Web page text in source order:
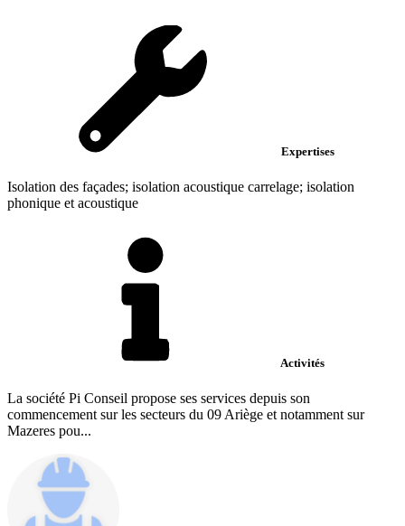
Expertises
Isolation des façades; isolation acoustique carrelage; isolation
phonique et acoustique
Activités
La société Pi Conseil propose ses services depuis son
commencement sur les secteurs du 09 Ariège et notamment sur
Mazeres pou...